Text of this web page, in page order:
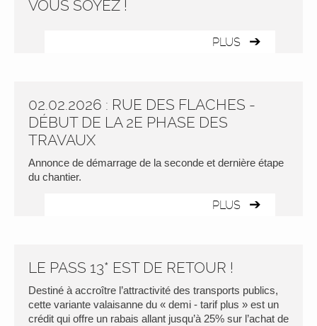
VOUS SOYEZ !
PLUS
02.02.2026 : RUE DES FLACHES -
DÉBUT DE LA 2E PHASE DES
TRAVAUX
Annonce de démarrage de la seconde et dernière étape
du chantier.
PLUS
LE PASS 13* EST DE RETOUR !
Destiné à accroître l’attractivité des transports publics,
cette variante valaisanne du « demi - tarif plus » est un
crédit qui offre un rabais allant jusqu’à 25% sur l’achat de